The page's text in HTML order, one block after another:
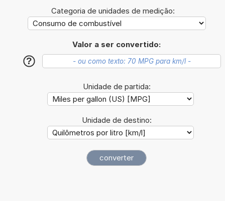
Categoria de unidades de medição:
Valor a ser convertido:
?
Unidade de partida:
Unidade de destino: